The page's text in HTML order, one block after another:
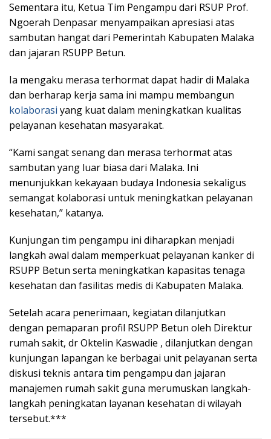
Sementara itu, Ketua Tim Pengampu dari RSUP Prof.
Ngoerah Denpasar menyampaikan apresiasi atas
sambutan hangat dari Pemerintah Kabupaten Malaka
dan jajaran RSUPP Betun.
Ia mengaku merasa terhormat dapat hadir di Malaka
dan berharap kerja sama ini mampu membangun
kolaborasi yang kuat dalam meningkatkan kualitas
pelayanan kesehatan masyarakat.
“Kami sangat senang dan merasa terhormat atas
sambutan yang luar biasa dari Malaka. Ini
menunjukkan kekayaan budaya Indonesia sekaligus
semangat kolaborasi untuk meningkatkan pelayanan
kesehatan,” katanya.
Kunjungan tim pengampu ini diharapkan menjadi
langkah awal dalam memperkuat pelayanan kanker di
RSUPP Betun serta meningkatkan kapasitas tenaga
kesehatan dan fasilitas medis di Kabupaten Malaka.
Setelah acara penerimaan, kegiatan dilanjutkan
dengan pemaparan profil RSUPP Betun oleh Direktur
rumah sakit, dr Oktelin Kaswadie , dilanjutkan dengan
kunjungan lapangan ke berbagai unit pelayanan serta
diskusi teknis antara tim pengampu dan jajaran
manajemen rumah sakit guna merumuskan langkah-
langkah peningkatan layanan kesehatan di wilayah
tersebut.***